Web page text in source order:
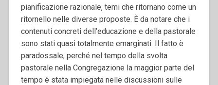
pianificazione razionale, temi che ritornano come un
ritornello nelle diverse proposte. È da notare che i
contenuti concreti dell’educazione e della pastorale
sono stati quasi totalmente emarginati. Il fatto è
paradossale, perché nel tempo della svolta
pastorale nella Congregazione la maggior parte del
tempo è stata impiegata nelle discussioni sulle